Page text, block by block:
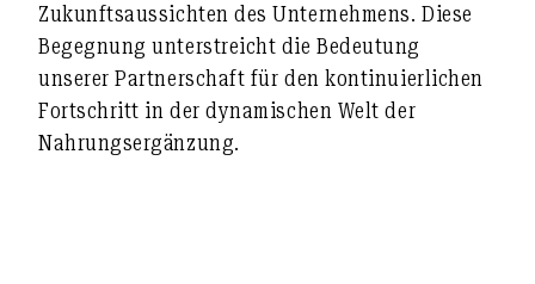
Zukunftsaussichten des Unternehmens. Diese
Begegnung unterstreicht die Bedeutung
unserer Partnerschaft für den kontinuierlichen
Fortschritt in der dynamischen Welt der
Nahrungsergänzung.